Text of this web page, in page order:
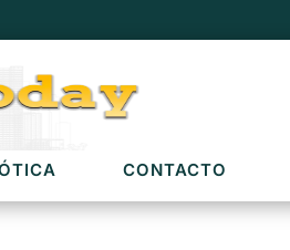
CONTACTO